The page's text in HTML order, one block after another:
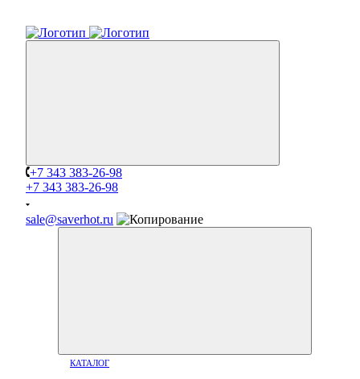
+7 343 383-26-98
+7 343 383-26-98
sale@saverhot.ru
КАТАЛОГ